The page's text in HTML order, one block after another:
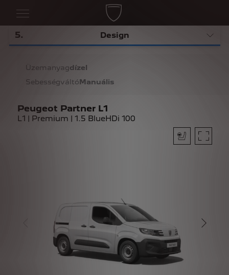
5. Design
Peugeot Partner L1
L1 | Premium | 1.5 BlueHDi 100
Üzemanyagdízel
SebességváltóManuális